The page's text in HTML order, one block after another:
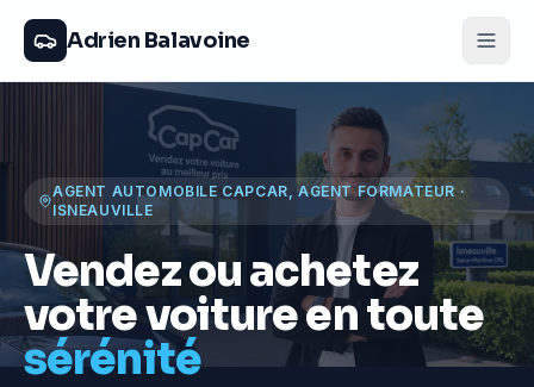
Adrien Balavoine
AGENT AUTOMOBILE CAPCAR, AGENT FORMATEUR ·
ISNEAUVILLE
Vendez ou achetez
votre voiture en toute
sérénité